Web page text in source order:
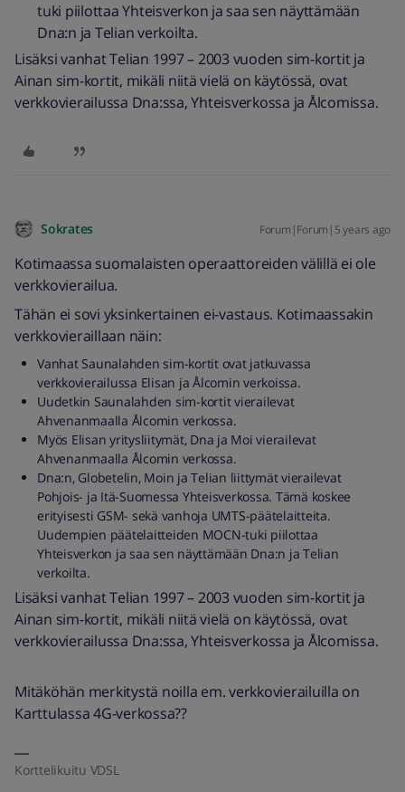
tuki piilottaa Yhteisverkon ja saa sen näyttämään
Dna:n ja Telian verkoilta.
Lisäksi vanhat Telian 1997 – 2003 vuoden sim-kortit ja
Ainan sim-kortit, mikäli niitä vielä on käytössä, ovat
verkkovierailussa Dna:ssa, Yhteisverkossa ja Ålcomissa.
Sokrates Forum|Forum|5 years ago
Kotimaassa suomalaisten operaattoreiden välillä ei ole
verkkovierailua.
Tähän ei sovi yksinkertainen ei-vastaus. Kotimaassakin
verkkovieraillaan näin:
Vanhat Saunalahden sim-kortit ovat jatkuvassa
verkkovierailussa Elisan ja Ålcomin verkoissa.
Uudetkin Saunalahden sim-kortit vierailevat
Ahvenanmaalla Ålcomin verkossa.
Myös Elisan yritysliitymät, Dna ja Moi vierailevat
Ahvenanmaalla Ålcomin verkossa.
Dna:n, Globetelin, Moin ja Telian liittymät vierailevat
Pohjois- ja Itä-Suomessa Yhteisverkossa. Tämä koskee
erityisesti GSM- sekä vanhoja UMTS-päätelaitteita.
Uudempien päätelaitteiden MOCN-tuki piilottaa
Yhteisverkon ja saa sen näyttämään Dna:n ja Telian
verkoilta.
Lisäksi vanhat Telian 1997 – 2003 vuoden sim-kortit ja
Ainan sim-kortit, mikäli niitä vielä on käytössä, ovat
verkkovierailussa Dna:ssa, Yhteisverkossa ja Ålcomissa.
Mitäköhän merkitystä noilla em. verkkovierailuilla on
Karttulassa 4G-verkossa??
Korttelikuitu VDSL